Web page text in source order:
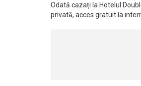
Odată cazați la Hotelul
privată, acces gratuit la